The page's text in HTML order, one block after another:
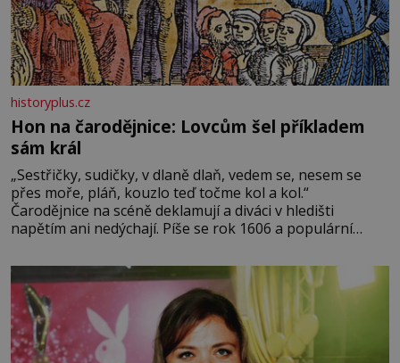
historyplus.cz
Hon na čarodějnice: Lovcům šel příkladem
sám král
„Sestřičky, sudičky, v dlaně dlaň, vedem se, nesem se
přes moře, pláň, kouzlo teď točme kol a kol.“
Čarodějnice na scéně deklamují a diváci v hledišti
napětím ani nedýchají. Píše se rok 1606 a populární
Tragédii o Macbethovi. Napsal ji pro krále Jakuba I., jenž
v roce 1603 vystřídal